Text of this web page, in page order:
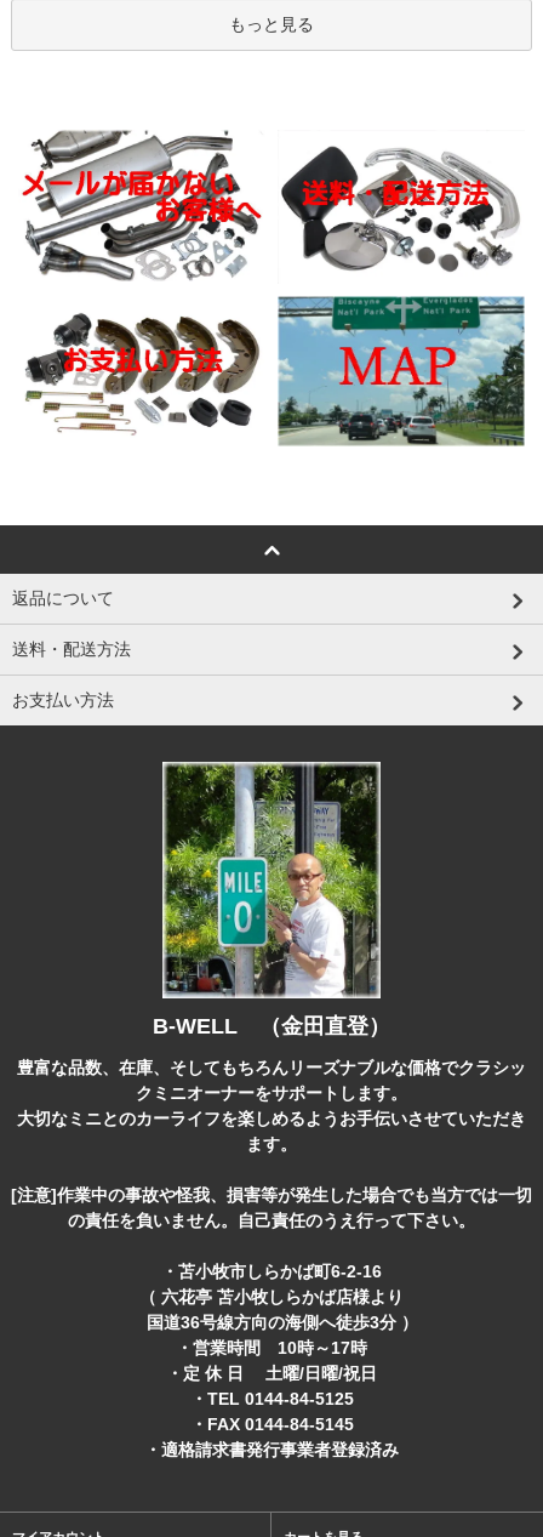
もっと見る
返品について
送料・配送方法
お支払い方法
B-WELL （金田直登）
豊富な品数、在庫、そしてもちろんリーズナブルな価格でクラシッ
クミニオーナーをサポートします。
大切なミニとのカーライフを楽しめるようお手伝いさせていただき
ます。
[注意]作業中の事故や怪我、損害等が発生した場合でも当方では一切
の責任を負いません。自己責任のうえ行って下さい。
・苫小牧市しらかば町6-2-16
（ 六花亭 苫小牧しらかば店様より
国道36号線方向の海側へ徒歩3分 ）
・営業時間 10時～17時
・定 休 日 土曜/日曜/祝日
・TEL 0144-84-5125
・FAX 0144-84-5145
・適格請求書発行事業者登録済み